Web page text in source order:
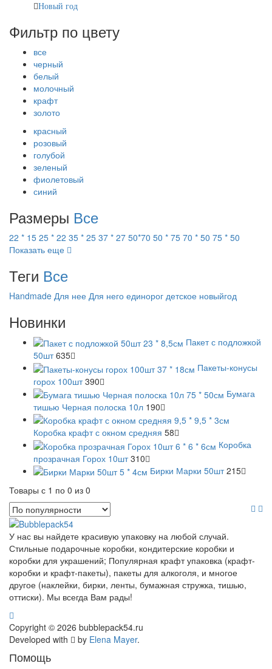
Новый год
Фильтр по цвету
все
черный
белый
молочный
крафт
золото
красный
розовый
голубой
зеленый
фиолетовый
синий
Размеры Все
22 * 15 25 * 22 35 * 25 37 * 27 50*70 50 * 75 70 * 50 75 * 50
Показать еще
Теги Все
Handmade Для нее Для него единорог детское новыйгод
Новинки
Пакет с подложкой
50шт 635
Пакеты-конусы
горох 100шт 390
Бумага
тишью Черная полоска 10л 190
Коробка крафт с окном средняя 58
Коробка
прозрачная Горох 10шт 310
Бирки Марки 50шт 215
Товары с 1 по 0 из 0
У нас вы найдете красивую упаковку на любой случай.
Стильные подарочные коробки, кондитерские коробки и
коробки для украшений; Популярная крафт упаковка (крафт-
коробки и крафт-пакеты), пакеты для алкоголя, и многое
другое (наклейки, бирки, ленты, бумажная стружка, тишью,
оттиски). Мы всегда Вам рады!
Copyright © 2026 bubblepack54.ru
Developed with
by Elena Mayer.
Помощь